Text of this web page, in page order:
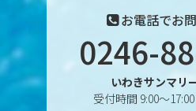
2025年4月
2025年3月
2025年2月
お電話でお
0246-
いわきサンマリ
受付時間 9:00〜